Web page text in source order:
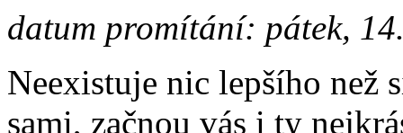
datum promítání: pátek,
Neexistuje nic lepšího než
sami, začnou vás i ty